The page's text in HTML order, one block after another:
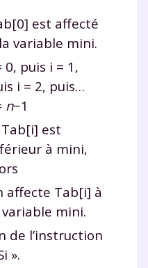
est affecté
variable mini.
0, puis i = 1,
i = 2, puis…
n−1
Tab[i] est
à mini,
affecte Tab[i] à
variable mini.
de l’instruction
».